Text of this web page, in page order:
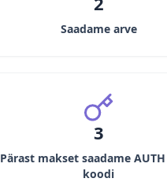
Saadame arve
3
Pärast makset saadame AUTH
koodi